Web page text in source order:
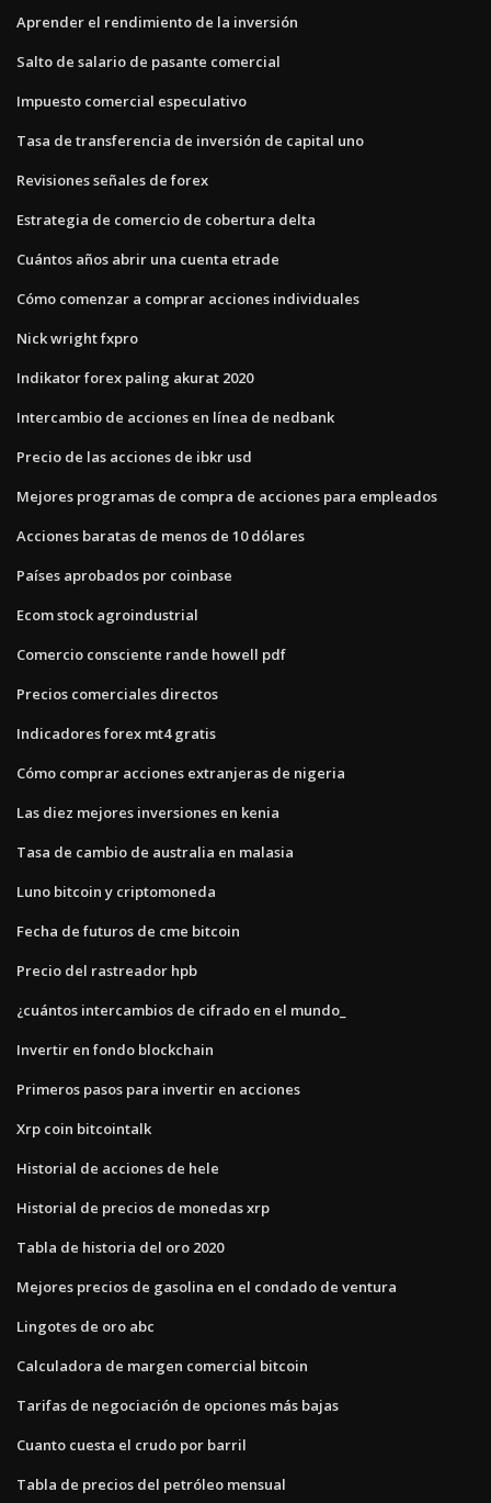
Aprender el rendimiento de la inversión
Salto de salario de pasante comercial
Impuesto comercial especulativo
Tasa de transferencia de inversión de capital uno
Revisiones señales de forex
Estrategia de comercio de cobertura delta
Cuántos años abrir una cuenta etrade
Cómo comenzar a comprar acciones individuales
Nick wright fxpro
Indikator forex paling akurat 2020
Intercambio de acciones en línea de nedbank
Precio de las acciones de ibkr usd
Mejores programas de compra de acciones para empleados
Acciones baratas de menos de 10 dólares
Países aprobados por coinbase
Ecom stock agroindustrial
Comercio consciente rande howell pdf
Precios comerciales directos
Indicadores forex mt4 gratis
Cómo comprar acciones extranjeras de nigeria
Las diez mejores inversiones en kenia
Tasa de cambio de australia en malasia
Luno bitcoin y criptomoneda
Fecha de futuros de cme bitcoin
Precio del rastreador hpb
¿cuántos intercambios de cifrado en el mundo_
Invertir en fondo blockchain
Primeros pasos para invertir en acciones
Xrp coin bitcointalk
Historial de acciones de hele
Historial de precios de monedas xrp
Tabla de historia del oro 2020
Mejores precios de gasolina en el condado de ventura
Lingotes de oro abc
Calculadora de margen comercial bitcoin
Tarifas de negociación de opciones más bajas
Cuanto cuesta el crudo por barril
Tabla de precios del petróleo mensual